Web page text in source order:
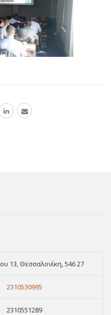
13, Θεσσαλονίκη, 546 27
2310530995
2310551289